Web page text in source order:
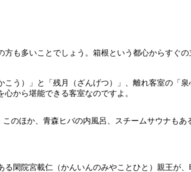
も多いことでしょう。箱根という都心からすぐ
う）」と「残月（ざんげつ）」、離れ客室の「
から堪能できる客室なのですよ。
のほか、青森ヒバの内風呂、スチームサウナもあ
閑院宮載仁（かんいんのみやことひと）親王が